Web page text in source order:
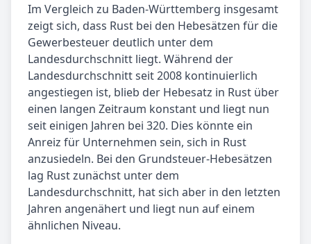
Im Vergleich zu Baden-Württemberg insgesamt
zeigt sich, dass Rust bei den Hebesätzen für die
Gewerbesteuer deutlich unter dem
Landesdurchschnitt liegt. Während der
Landesdurchschnitt seit 2008 kontinuierlich
angestiegen ist, blieb der Hebesatz in Rust über
einen langen Zeitraum konstant und liegt nun
seit einigen Jahren bei 320. Dies könnte ein
Anreiz für Unternehmen sein, sich in Rust
anzusiedeln. Bei den Grundsteuer-Hebesätzen
lag Rust zunächst unter dem
Landesdurchschnitt, hat sich aber in den letzten
Jahren angenähert und liegt nun auf einem
ähnlichen Niveau.